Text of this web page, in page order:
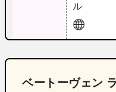
ル
ベートーヴェン